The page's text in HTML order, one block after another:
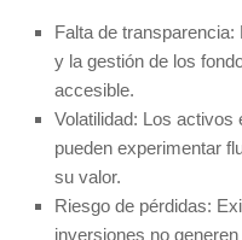
Falta de transparencia:
y la gestión de los
accesible.
Volatilidad: Los activos
pueden experimentar
su valor.
Riesgo de pérdidas:
inversiones no